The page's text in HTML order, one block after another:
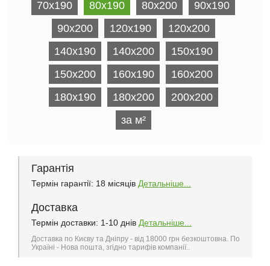
70x190 80x190 80x200
90x190
90x200
120x190
120x200
140x190
140x200
150x190
150x200
160x190
160x200
180x190
180x200
200х200
за м²
Гарантія
Термін гарантії: 18 місяців Детальніше...
Доставка
Термін доставки: 1-10 днів Детальніше...
Доставка по Києву та Дніпру - від 18000 грн безкоштовна. По
Україні - Нова пошта, згідно тарифів компанії..